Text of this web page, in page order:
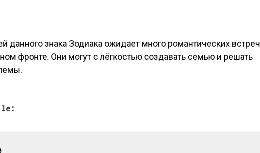
данного знака Зодиака ожидает много романтических встреч
фронте. Они могут с лёгкостью создавать семью и решать